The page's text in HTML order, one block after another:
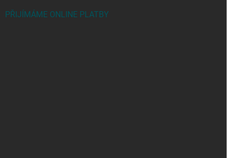
PŘIJÍMÁME ONLINE PLATBY